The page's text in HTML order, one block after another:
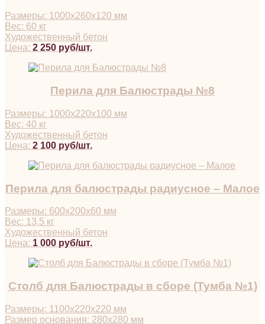
Размеры: 1000х260х120 мм
Вес: 60 кг
Художественный бетон
Цена: 2 250 руб/шт.
Перила для Балюстрады №8
Размеры: 1000х220х100 мм
Вес: 40 кг
Художественный бетон
Цена: 2 100 руб/шт.
Перила для балюстрады радиусное – Малое
Размеры: 600х200х60 мм
Вес: 13,5 кг
Художественный бетон
Цена: 1 000 руб/шт.
Столб для Балюстрады в сборе (Тумба №1)
Размеры: 1100х220х220 мм
Размер основания: 280х280 мм